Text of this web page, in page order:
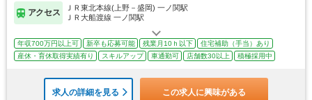
アクセス
ＪＲ東北本線(上野－盛岡) 一ノ関駅
ＪＲ大船渡線 一ノ関駅
年収700万円以上可 新卒も応募可能 残業月10ｈ以下
住宅補助（手当）あり
産休・育休取得実績有り
スキルアップ 車通勤可 店舗数30以上 積極採用中
求人の詳細を見る この求人に興味がある